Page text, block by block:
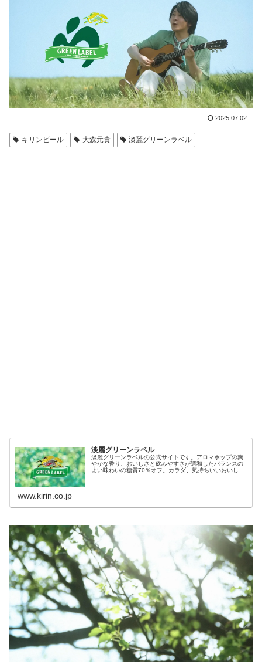
2025.07.02
キリンビール 大森元貴 淡麗グリーンラベル
淡麗グリーンラベル
淡麗グリーンラベルの公式サイトです。アロマホップの爽
やかな香り、おいしさと飲みやすさが調和したバランスの
よい味わいの糖質70％オフ。カラダ、気持ちいいおいしさ
www.kirin.co.jp